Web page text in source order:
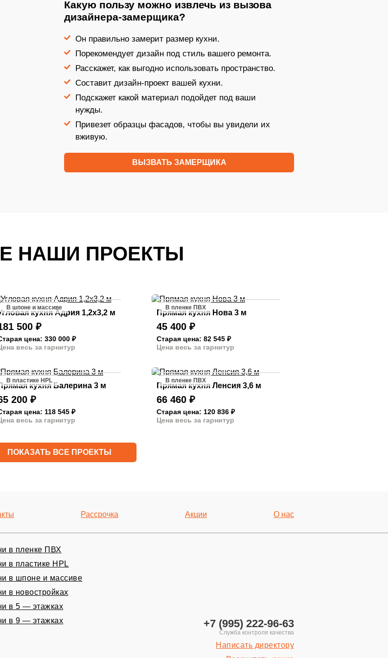
Какую пользу можно извлечь из вызова
дизайнера-замерщика?
Он правильно замерит размер кухни.
Порекомендует дизайн под стиль вашего ремонта.
Расскажет, как выгодно использовать пространство.
Составит дизайн-проект вашей кухни.
Подскажет какой материал подойдет под ваши
нужды.
Привезет образцы фасадов, чтобы вы увидели их
вживую.
ВЫЗВАТЬ ЗАМЕРЩИКА
НАШИ ПРОЕКТЫ
В шпоне и массиве
кухня Адрия 1,2х3,2 м
500 ₽
цена: 330 000 ₽
весь за гарнитур
В пленке ПВХ
Прямая кухня Нова 3 м
45 400 ₽
Старая цена: 82 545 ₽
Цена весь за гарнитур
В пластике HPL
кухня Балерина 3 м
200 ₽
цена: 118 545 ₽
весь за гарнитур
В пленке ПВХ
Прямая кухня Ленсия 3,6 м
66 460 ₽
Старая цена: 120 836 ₽
Цена весь за гарнитур
ПОКАЗАТЬ ВСЕ ПРОЕКТЫ
Рассрочка Акции О нас
в пленке ПВХ
в пластике HPL
в шпоне и массиве
в новостройках
в 5 — этажках
в 9 — этажках
Написать директору
+7 (995) 222-96-63